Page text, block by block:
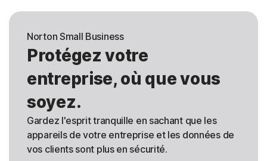
Norton Small Business
Protégez votre
entreprise, où que vous
soyez.
Gardez l'esprit tranquille en sachant que les
appareils de votre entreprise et les données de
vos clients sont plus en sécurité.